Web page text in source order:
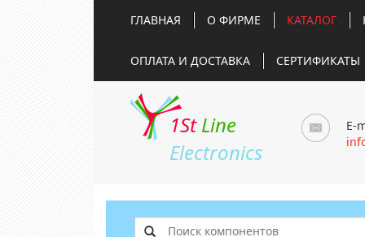
ГЛАВНАЯ О ФИРМЕ КАТАЛОГ
ОПЛАТА И ДОСТАВКА СЕРТИФИКАТЫ
1St Line
Electronics
E-